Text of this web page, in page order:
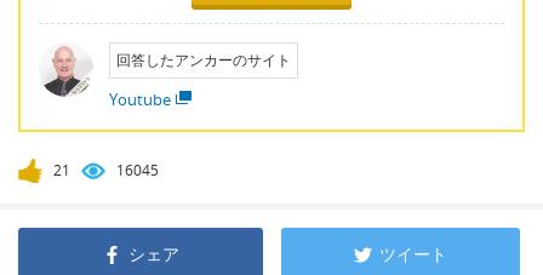
回答したアンカーのサイト
Youtube
21 16045
シェア ツイート